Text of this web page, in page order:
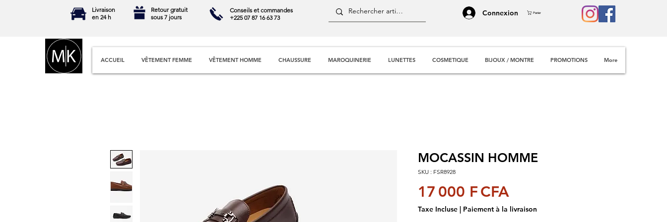
Livraison
en 24 h
Retour gratuit
sous 7 jours
Conseils et commandes
+225 07 87 16 63 73
Connexion Panier
ACCUEIL VÊTEMENT FEMME VÊTEMENT HOMME CHAUSSURE MAROQUINERIE LUNETTES COSMETIQUE BIJOUX / MONTRE PROMOTIONS More
MOCASSIN HOMME
SKU : FSR8928
17 000 F CFA
Taxe Incluse | Paiement à la livraison